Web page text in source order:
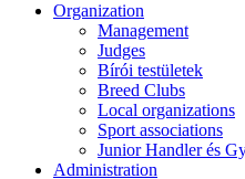
Organization
Management
Judges
Bírói testületek
Breed Clubs
Local organizations
Sport associations
Junior Handler és
Administration